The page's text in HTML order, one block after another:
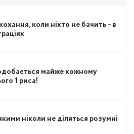
коли ніхто не бачить – в
майже кожному
1 риса!
ніколи не діляться розумні